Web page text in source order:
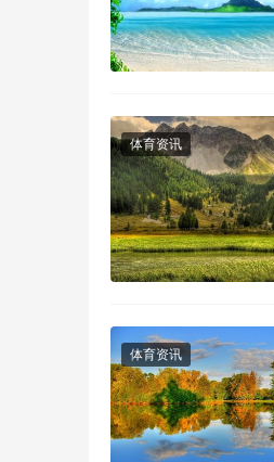
体育资讯
体育资讯